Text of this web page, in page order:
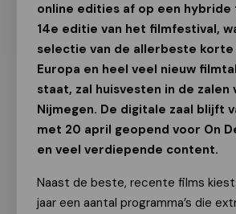
online edities af op een hybride
14e editie van het filmfestival,
selectie van de allerbeste
Europa en heel veel nieuw
staat, zal huisvesten in de zalen
Nijmegen. De digitale zaal blijft
met 20 april geopend voor On
en veel verdiepende content.
Naast de beste, recente films
jaar een aantal programma’s die